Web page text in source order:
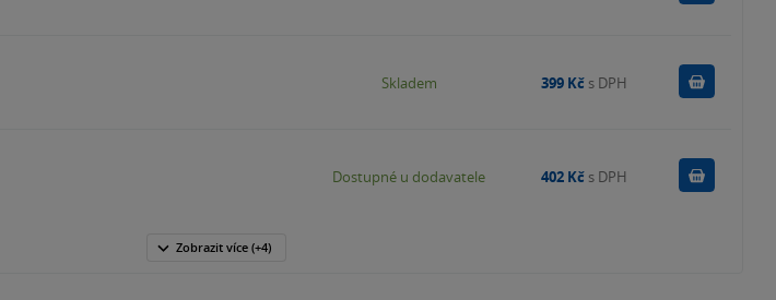
Skladem 399 Kč s DPH
Dostupné u dodavatele 402 Kč s DPH
Zobrazit více (+4)